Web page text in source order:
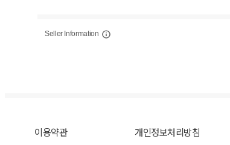
Seller Information
이용약관 개인정보처리방침